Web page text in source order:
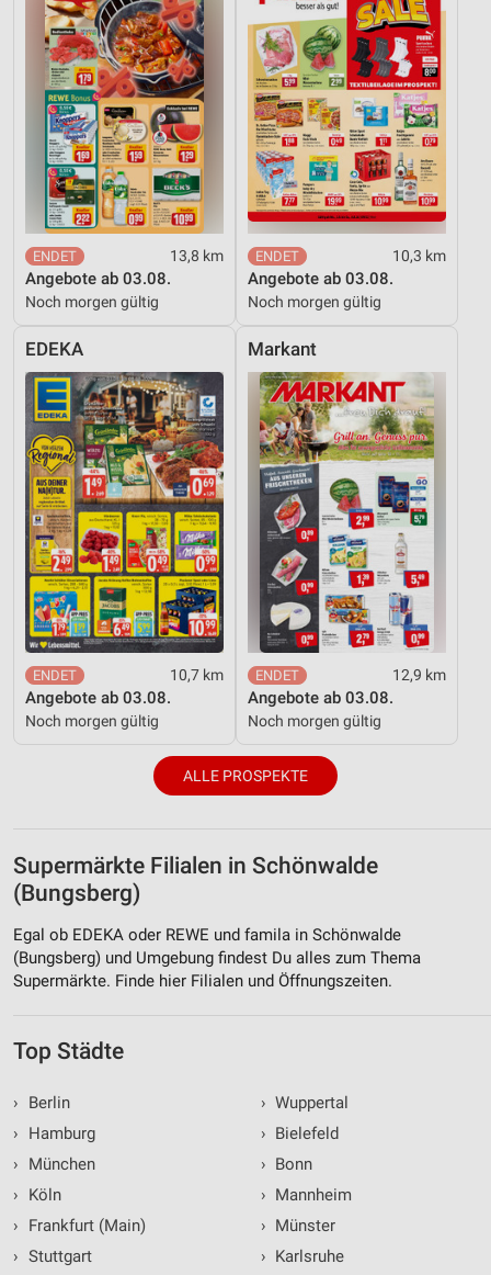
13,8 km
Angebote ab 03.08.
Noch morgen gültig
10,3 km
Angebote ab 03.08.
Noch morgen gültig
EDEKA
10,7 km
Angebote ab 03.08.
Noch morgen gültig
Markant
12,9 km
Angebote ab 03.08.
Noch morgen gültig
ALLE PROSPEKTE
Supermärkte Filialen in Schönwalde
(Bungsberg)
Egal ob EDEKA oder REWE und famila in Schönwalde
(Bungsberg) und Umgebung findest Du alles zum Thema
Supermärkte. Finde hier Filialen und Öffnungszeiten.
Top Städte
›
Berlin
›
Hamburg
›
München
›
Köln
›
Frankfurt (Main)
› Stuttgart
› Wuppertal
› Bielefeld
› Bonn
› Mannheim
› Münster
› Karlsruhe